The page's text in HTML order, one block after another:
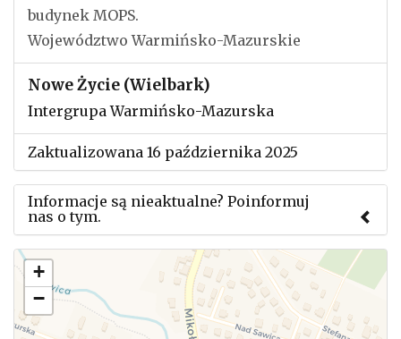
budynek MOPS.
Województwo Warmińsko-Mazurskie
Nowe Życie (Wielbark)
Intergrupa Warmińsko-Mazurska
Zaktualizowana 16 października 2025
Informacje są nieaktualne? Poinformuj
nas o tym.
Użyj tego formularza aby przesłać informację o
zmianach w powyższym mityngu.
+
−